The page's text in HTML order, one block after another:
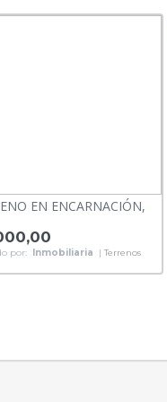
EN ENCARNACIÓN,
por: Inmobiliaria | Terrenos